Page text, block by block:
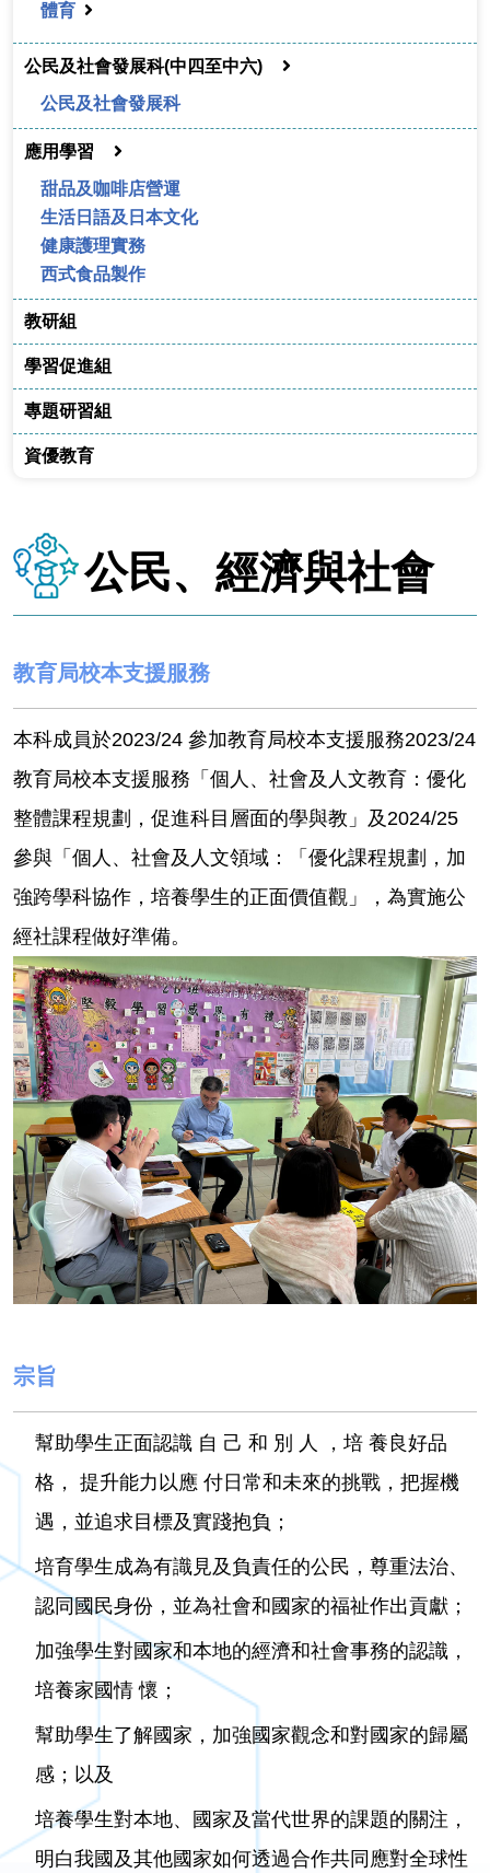
體育
公民及社會發展科(中四至中六)
公民及社會發展科
應用學習
甜品及咖啡店營運
生活日語及日本文化
健康護理實務
西式食品製作
教研組
學習促進組
專題研習組
資優教育
公民、經濟與社會
教育局校本支援服務
本科成員於2023/24 參加教育局校本支援服務2023/24
教育局校本支援服務「個人、社會及人文教育：優化
整體課程規劃，促進科目層面的學與教」及2024/25
參與「個人、社會及人文領域：「優化課程規劃，加
強跨學科協作，培養學生的正面價值觀」，為實施公
經社課程做好準備。
宗旨
幫助學生正面認識 自 己 和 別 人 ，培 養良好品
格， 提升能力以應 付日常和未來的挑戰，把握機
遇，並追求目標及實踐抱負；
培育學生成為有識見及負責任的公民，尊重法治、
認同國民身份，並為社會和國家的福祉作出貢獻；
加強學生對國家和本地的經濟和社會事務的認識，
培養家國情 懷；
幫助學生了解國家，加強國家觀念和對國家的歸屬
感；以及
培養學生對本地、國家及當代世界的課題的關注，
明白我國及其他國家如何透過合作共同應對全球性